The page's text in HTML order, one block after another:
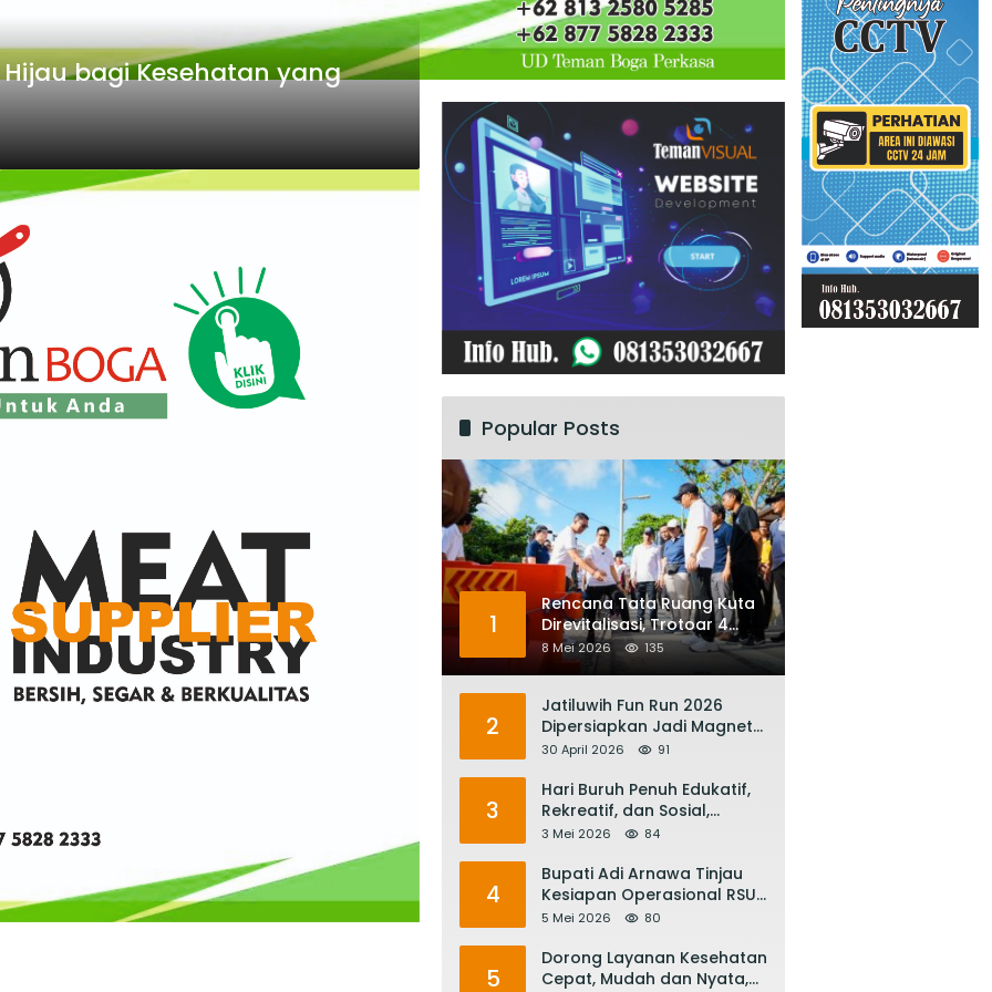
bagi Kesehatan yang
Popular Posts
1
Rencana Tata Ruang Kuta
Direvitalisasi, Trotoar 4
Meter dan Integrasi
Transportasi Listrik
8 Mei 2026 135
2
Jatiluwih Fun Run 2026
Dipersiapkan Jadi Magnet
Pariwisata Internasional,
Pariwisata Bali
30 April 2026 91
3
Hari Buruh Penuh Edukatif,
Rekreatif, dan Sosial,
Gubernur Koster: Matur
Mesin Ekonomi Bali
3 Mei 2026 84
4
Bupati Adi Arnawa Tinjau
Kesiapan Operasional RSUD
Giri Asih, Harapkan Jadi RS
5 Mei 2026 80
5
Dorong Layanan Kesehatan
Cepat, Mudah dan Nyata,